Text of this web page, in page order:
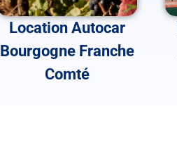
Location Autocar
Bourgogne Franche
Comté